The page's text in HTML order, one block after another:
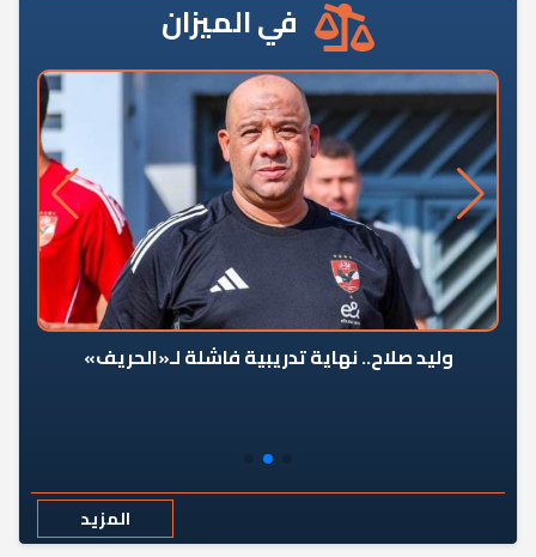
في الميزان
وليد صلاح.. نهاية تدريبية فاشلة لـ«الحريف»
المزيد